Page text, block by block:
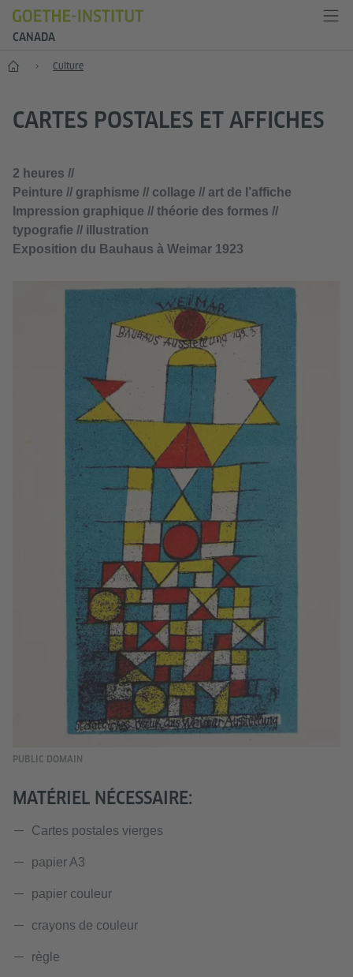
CANADA
Accueil Culture
CARTES POSTALES ET AFFICHES
2 heures //
Peinture // graphisme // collage // art de l’affiche
Impression graphique // théorie des formes //
typografie // illustration
Exposition du Bauhaus à Weimar 1923
PUBLIC DOMAIN
MATÉRIEL NÉCESSAIRE:
Cartes postales vierges
papier A3
papier couleur
crayons de couleur
règle